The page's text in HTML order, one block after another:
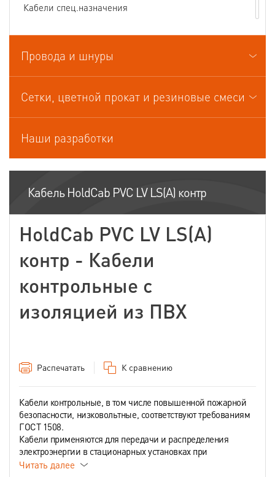
Кабели спец.назначения
Кабели судовые
Кабели термоэлектродные
Провода и шнуры
Сетки, цветной прокат и резиновые смеси
Наши разработки
Кабель HoldCab PVC LV LS(А) контр
HoldCab PVC LV LS(А)
контр - Кабели
контрольные с
изоляцией из ПВХ
Распечатать К сравнению
Кабели контрольные, в том числе повышенной пожарной
безопасности, низковольтные, соответствуют требованиям
ГОСТ 1508.
Кабели применяются для передачи и распределения
электроэнергии в стационарных установках при
Читать далее